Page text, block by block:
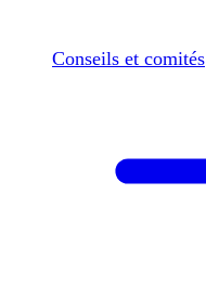
Conseils et comités